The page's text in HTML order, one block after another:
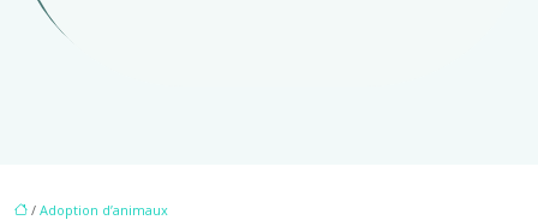
/ Adoption d’animaux